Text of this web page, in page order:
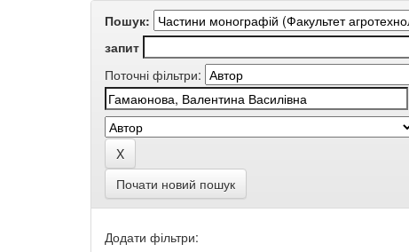
Пошук:
запит
Поточні фільтри:
Почати новий пошук
Додати фільтри: